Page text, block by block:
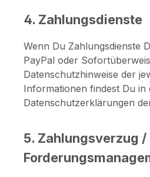
4. Zahlungsdienste
Wenn Du Zahlungsdienste
PayPal oder
Datenschutzhinweise der
Informationen findest Du in
Datenschutzerklärungen
5. Zahlungsverzug /